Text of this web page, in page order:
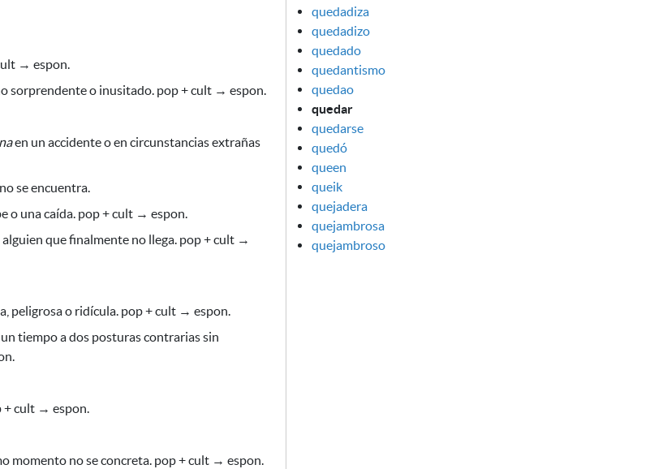
→ espon.
sorprendente o inusitado. pop + cult → espon.
en un accidente o en circunstancias extrañas
se encuentra.
o una caída. pop + cult → espon.
que finalmente no llega. pop + cult →
peligrosa o ridícula. pop + cult → espon.
tiempo a dos posturas contrarias sin
+ cult → espon.
momento no se concreta. pop + cult → espon.
quedadiza
quedadizo
quedado
quedantismo
quedao
quedar
quedarse
quedó
queen
queik
quejadera
quejambrosa
quejambroso